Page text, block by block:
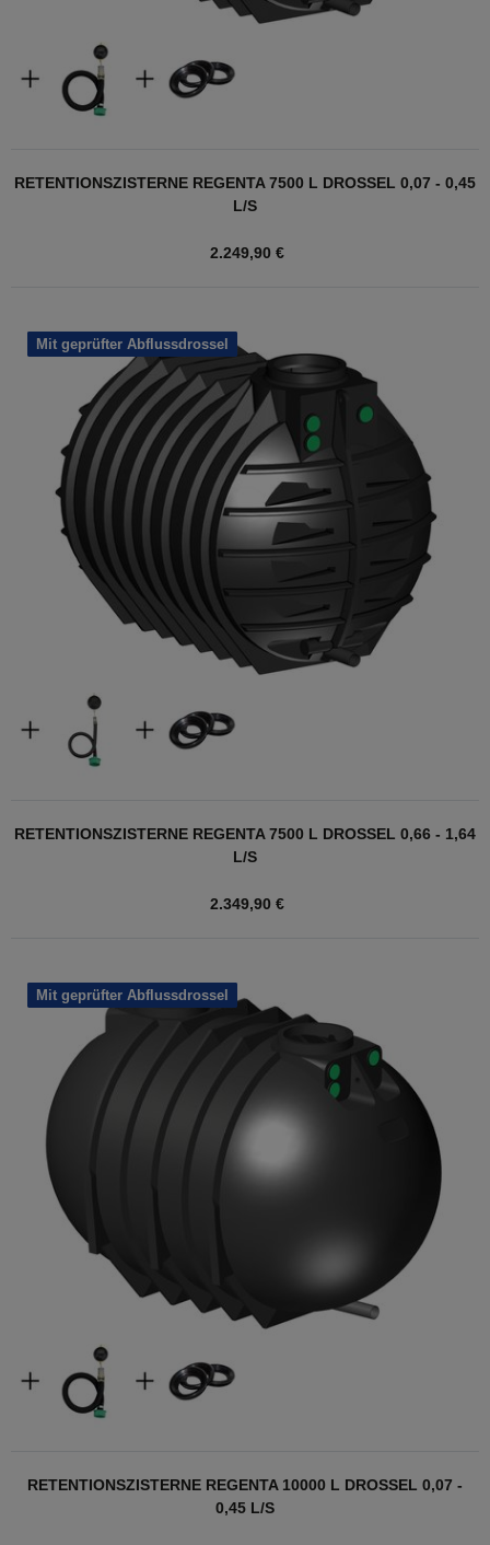
RETENTIONSZISTERNE REGENTA 7500 L DROSSEL 0,07 - 0,45
L/S
2.249,90 €
Mit geprüfter Abflussdrossel
RETENTIONSZISTERNE REGENTA 7500 L DROSSEL 0,66 - 1,64
L/S
2.349,90 €
Mit geprüfter Abflussdrossel
RETENTIONSZISTERNE REGENTA 10000 L DROSSEL 0,07 -
0,45 L/S